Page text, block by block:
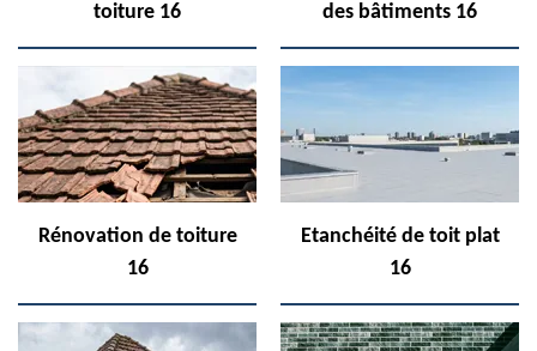
toiture 16
des bâtiments 16
Rénovation de toiture
16
Etanchéité de toit plat
16